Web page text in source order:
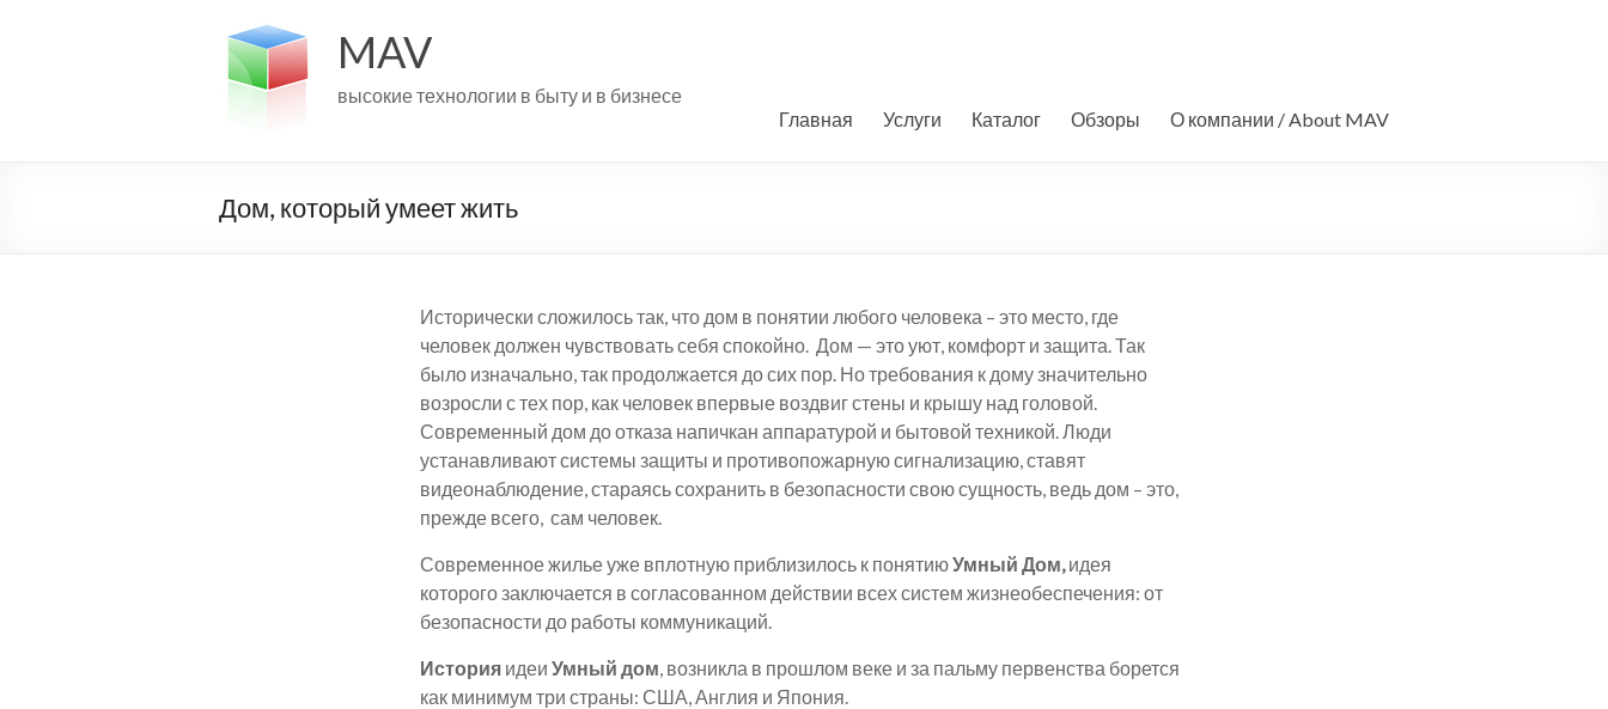
MAV
высокие технологии в быту и в бизнесе
Главная
Услуги Каталог Обзоры О компании / About MAV
Дом, который умеет жить
Исторически сложилось так, что дом в понятии любого человека – это место, где
человек должен чувствовать себя спокойно. Дом — это уют, комфорт и защита. Так
было изначально, так продолжается до сих пор. Но требования к дому значительно
возросли с тех пор, как человек впервые воздвиг стены и крышу над головой.
Современный дом до отказа напичкан аппаратурой и бытовой техникой. Люди
устанавливают системы защиты и противопожарную сигнализацию, ставят
видеонаблюдение, стараясь сохранить в безопасности свою сущность, ведь дом – это,
прежде всего, сам человек.
Современное жилье уже вплотную приблизилось к понятиюУмный Дом,идея
которого заключается в согласованном действии всех систем жизнеобеспечения: от
безопасности до работы коммуникаций.
История идеиУмный дом, возникла в прошлом веке и за пальму первенства борется
как минимум три страны: США, Англия и Япония.